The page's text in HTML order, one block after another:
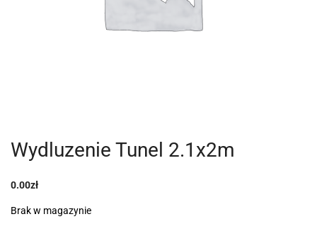
Wydluzenie Tunel 2.1x2m
0.00zł
Brak w magazynie